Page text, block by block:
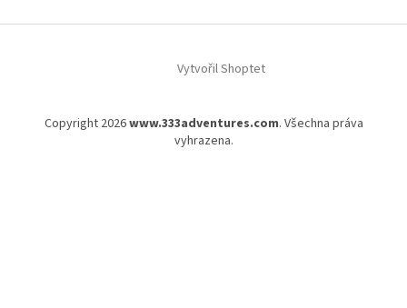
Vytvořil Shoptet
Copyright 2026www.333adventures.com. Všechna práva
vyhrazena.